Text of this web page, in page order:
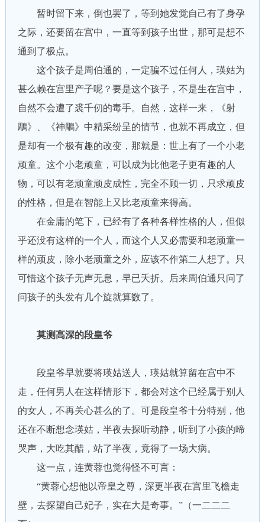
暂时留下来，倒也罢了，等到她发觉自己有了身孕
之际，还要留在宫中，一直等到孩子出世，那可是想不
通到了极点。
这个孩子是周伯通的，一定骗不过任何人，瑛姑为
甚么赖在宫里产子呢？要是这个孩子，不是生在宫中，
自然不会遭了裘千仞的毒手。自然，这样一来，《射
鵰》、《神鵰》中精采纷呈的情节，也就不再成立，但
是却有一个极有趣的改变，那就是：世上有了一个小老
顽童。这个小老顽童，可以成为比他老子更有趣的人
物，可以有老顽童顽皮成性，完全不顾一切，只求顽皮
的性格，但是在智能上又比老顽童来得高。
在金庸的笔下，已经有了各种各样性格的人，但似
乎还没有这样的一个人，而这个人又必需要和老顽童一
样的顽皮，除小老顽童之外，应该不作第二人想了。只
可惜这个孩子无声无息，早已夭折。后来周伯通只问了
问孩子的头发有几个旋就算数了。
莫测高深的段皇爷
段皇爷早就要将瑛姑送人，瑛姑就算留在宫中不
走，任何男人在这样情形下，都会对这个已经属于别人
的女人，不再关心甚么的了。可是段皇爷十分特别，他
还在不断想念瑛姑，半夜去探听动静，听到了小孩的啼
哭声，大吃其醋，站了半夜，竟得了一场大病。
这一点，连黄蓉也觉得怪不可言：
“黄蓉心想他以帝皇之尊，深更半夜在宫里飞檐走
壁，去探望自己妃子，实在大是奇事。”（一二二二